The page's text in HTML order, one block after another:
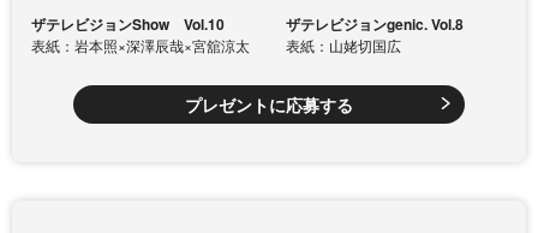
ザテレビジョンShow Vol.10
表紙：岩本照×深澤辰哉×宮舘涼太
ザテレビジョンgenic. Vol.8
表紙：山姥切国広
プレゼントに応募する